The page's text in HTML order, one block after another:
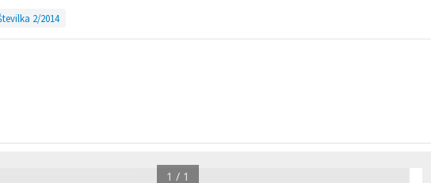
2/2014
1 / 1